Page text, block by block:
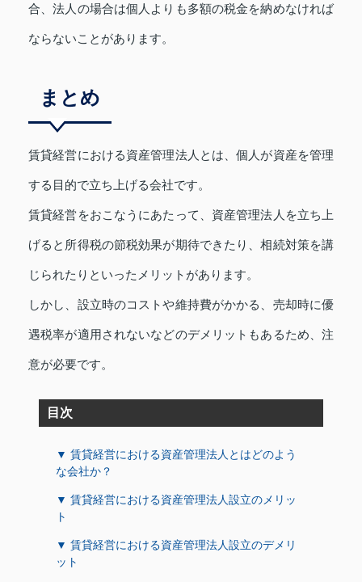
合、法人の場合は個人よりも多額の税金を納めなければ
ならないことがあります。
まとめ
賃貸経営における資産管理法人とは、個人が資産を管理
する目的で立ち上げる会社です。
賃貸経営をおこなうにあたって、資産管理法人を立ち上
げると所得税の節税効果が期待できたり、相続対策を講
じられたりといったメリットがあります。
しかし、設立時のコストや維持費がかかる、売却時に優
遇税率が適用されないなどのデメリットもあるため、注
意が必要です。
目次
▼ 賃貸経営における資産管理法人とはどのよう
な会社か？
▼ 賃貸経営における資産管理法人設立のメリッ
ト
▼ 賃貸経営における資産管理法人設立のデメリ
ット